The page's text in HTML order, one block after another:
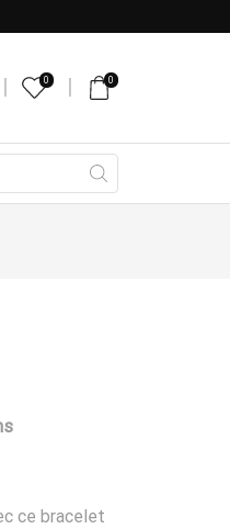
0 0
ce bracelet